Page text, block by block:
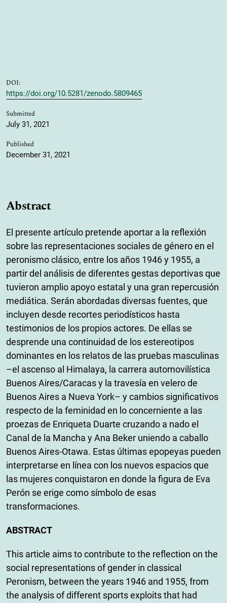
DOI:
https://doi.org/10.5281/zenodo.5809465
Submitted
July 31, 2021
Published
December 31, 2021
Abstract
El presente artículo pretende aportar a la reflexión
sobre las representaciones sociales de género en el
peronismo clásico, entre los años 1946 y 1955, a
partir del análisis de diferentes gestas deportivas que
tuvieron amplio apoyo estatal y una gran repercusión
mediática. Serán abordadas diversas fuentes, que
incluyen desde recortes periodísticos hasta
testimonios de los propios actores. De ellas se
desprende una continuidad de los estereotipos
dominantes en los relatos de las pruebas masculinas
–el ascenso al Himalaya, la carrera automovilística
Buenos Aires/Caracas y la travesía en velero de
Buenos Aires a Nueva York– y cambios significativos
respecto de la feminidad en lo concerniente a las
proezas de Enriqueta Duarte cruzando a nado el
Canal de la Mancha y Ana Beker uniendo a caballo
Buenos Aires-Otawa. Estas últimas epopeyas pueden
interpretarse en línea con los nuevos espacios que
las mujeres conquistaron en donde la figura de Eva
Perón se erige como símbolo de esas
transformaciones.
ABSTRACT
This article aims to contribute to the reflection on the
social representations of gender in classical
Peronism, between the years 1946 and 1955, from
the analysis of different sports exploits that had